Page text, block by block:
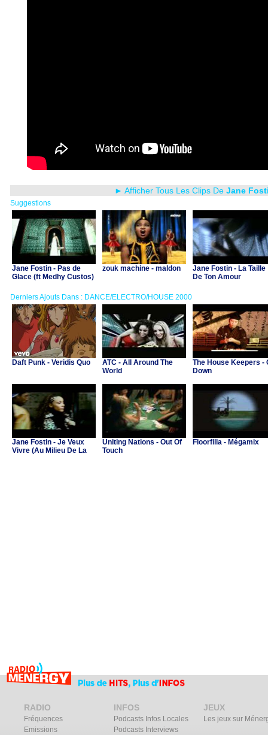
► Afficher Tous Les Clips De Jane
Suggestions
Jane Fostin - Pas de
Glace (ft Medhy Custos)
zouk machine - maldon
Jane Fostin - La Taille
De Ton Amour
Derniers Ajouts Dans : DANCE/ELECTRO/HOUSE 2000
Daft Punk - Veridis Quo
ATC - All Around The
World
The House Keepers -
Down
Jane Fostin - Je Veux
Vivre (Au Milieu De La
Uniting Nations - Out Of
Touch
Floorfilla - Mégamix
RADIO
Fréquences
Emissions
INFOS
Podcasts Infos Locales
Podcasts Interviews
JEUX
Les jeux sur